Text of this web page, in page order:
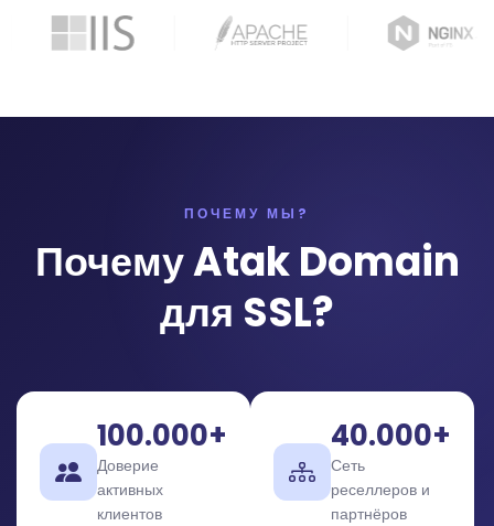
ПОЧЕМУ МЫ?
Почему Atak Domain
для SSL?
100.000+
Доверие
активных
клиентов
40.000+
Сеть
реселлеров и
партнёров